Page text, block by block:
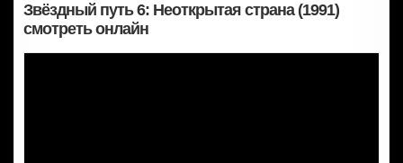
Звёздный путь 6: Неоткрытая страна (1991)
смотреть онлайн